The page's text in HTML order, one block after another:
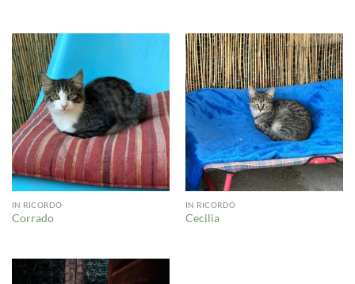
IN RICORDO
Corrado
IN RICORDO
Cecilia